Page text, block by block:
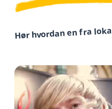
Hør hvordan en fra